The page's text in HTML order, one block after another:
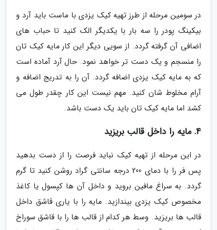
در سومین مرحله از طرز تهیه کیک یزدی با ماست باید آرد و
بیکینگ پودر را سه بار با یکدیگر الک کنید تا حباب های
اضافی آن گرفته گردد. از سویی دیگر این کار مایه کیک تان
را منسجم و یک دست تر خواهد نمود. حال آرد آماده است
که به مایه کیک یزدی اضافه گردد. آن را به تدریج اضافه و
آرام مخلوط شان کنید. مهم نیست این کار چقدر طول می
کشد اما مایه کیک تان باید یک دست باشد.
4. مایه را داخل قالب بریزید
در این مرحله از تهیه کیک نباید فرصت را از دست بدهید
پس فر را با دمای 200 درجه سانتی گراد روشن کنید تا گرم
گردد. به سراغ مافین بروید و داخل آن ها کپسول یا کاغذ
مخصوص کیک یزدی بیندازید. مایه را با یاری قاشق داخل
قالب ها بریزید. وسط هر کدام از قالب ها را با قاشق سوراخ